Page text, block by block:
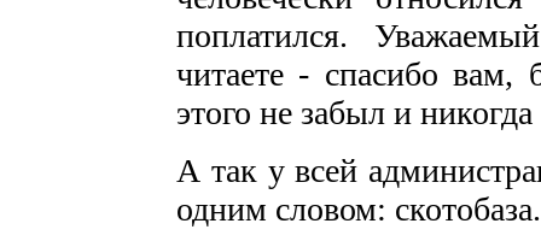
поплатился.
читаете - спасибо
этого не забыл и никогда
А так у всей
одним словом: скотобаза.